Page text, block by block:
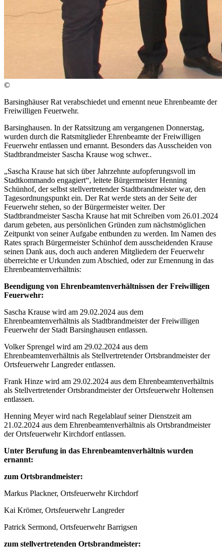
©
Barsinghäuser Rat verabschiedet und ernennt neue Ehrenbeamte der
Freiwilligen Feuerwehr.
Barsinghausen. In der Ratssitzung am vergangenen Donnerstag,
wurden durch die Ratsmitglieder Ehrenbeamte der Freiwilligen
Feuerwehr entlassen und ernannt. Besonders das Ausscheiden von
Stadtbrandmeister Sascha Krause wog schwer..
„Sascha Krause hat sich über Jahrzehnte aufopferungsvoll im
Stadtkommando engagiert“, leitete Bürgermeister Henning
Schünhof, der selbst stellvertretender Stadtbrandmeister war, den
Tagesordnungspunkt ein. Der Rat werde stets an der Seite der
Feuerwehr stehen, so der Bürgermeister weiter. Der
Stadtbrandmeister Sascha Krause hat mit Schreiben vom 26.01.2024
darum gebeten, aus persönlichen Gründen zum nächstmöglichen
Zeitpunkt von seiner Aufgabe entbunden zu werden. Im Namen des
Rates sprach Bürgermeister Schünhof dem ausscheidenden Krause
seinen Dank aus, doch auch anderen Mitgliedern der Feuerwehr
überreichte er Urkunden zum Abschied, oder zur Ernennung in das
Ehrenbeamtenverhältnis:
Beendigung von Ehrenbeamtenverhältnissen der Freiwilligen
Feuerwehr:
Sascha Krause wird am 29.02.2024 aus dem
Ehrenbeamtenverhältnis als Stadtbrandmeister der Freiwilligen
Feuerwehr der Stadt Barsinghausen entlassen.
Volker Sprengel wird am 29.02.2024 aus dem
Ehrenbeamtenverhältnis als Stellvertretender Ortsbrandmeister der
Ortsfeuerwehr Langreder entlassen.
Frank Hinze wird am 29.02.2024 aus dem Ehrenbeamtenverhältnis
als Stellvertretender Ortsbrandmeister der Ortsfeuerwehr Holtensen
entlassen.
Henning Meyer wird nach Regelablauf seiner Dienstzeit am
21.02.2024 aus dem Ehrenbeamtenverhältnis als Ortsbrandmeister
der Ortsfeuerwehr Kirchdorf entlassen.
Unter Berufung in das Ehrenbeamtenverhältnis wurden
ernannt:
zum Ortsbrandmeister:
Markus Plackner, Ortsfeuerwehr Kirchdorf
Kai Krömer, Ortsfeuerwehr Langreder
Patrick Sermond, Ortsfeuerwehr Barrigsen
zum stellvertretenden Ortsbrandmeister: